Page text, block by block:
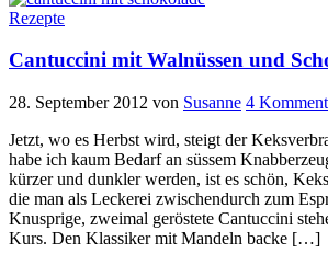
Rezepte
Cantuccini mit Walnüssen und
28. September 2012 von Susanne 4
Jetzt, wo es Herbst wird, steigt der
habe ich kaum Bedarf an süssem
kürzer und dunkler werden, ist es schön,
die man als Leckerei zwischendurch zum
Knusprige, zweimal geröstete Cantuccini
Kurs. Den Klassiker mit Mandeln backe […]